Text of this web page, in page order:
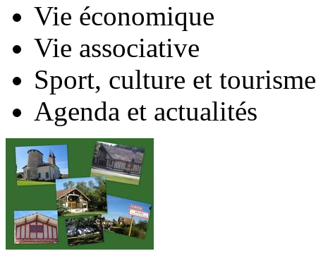
Vie économique
Vie associative
Sport, culture et tourisme
Agenda et actualités